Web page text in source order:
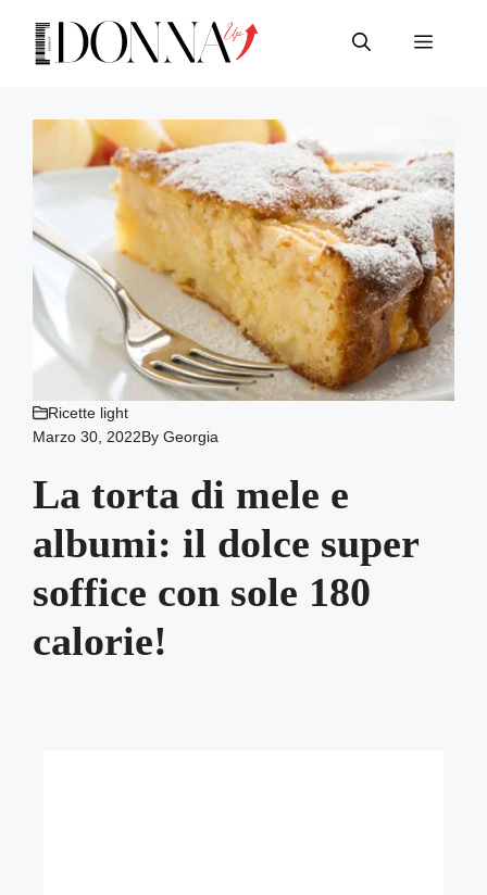
contenuto
Menu
Ricette light
Marzo 30, 2022ByGeorgia
La torta di mele e
albumi: il dolce super
soffice con sole 180
calorie!